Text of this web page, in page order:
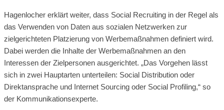
Hagenlocher erklärt weiter, dass Social Recruiting in der Regel als
das Verwenden von Daten aus sozialen Netzwerken zur
zielgerichteten Platzierung von Werbemaßnahmen definiert wird.
Dabei werden die Inhalte der Werbemaßnahmen an den
Interessen der Zielpersonen ausgerichtet. „Das Vorgehen lässt
sich in zwei Hauptarten unterteilen: Social Distribution oder
Direktansprache und Internet Sourcing oder Social Profiling,“ so
der Kommunikationsexperte.